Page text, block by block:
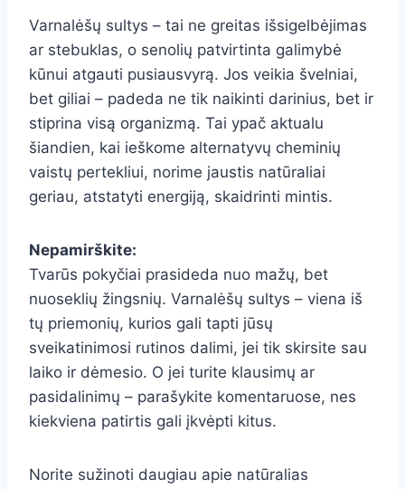
Varnalėšų sultys – tai ne greitas išsigelbėjimas
ar stebuklas, o senolių patvirtinta galimybė
kūnui atgauti pusiausvyrą. Jos veikia švelniai,
bet giliai – padeda ne tik naikinti darinius, bet ir
stiprina visą organizmą. Tai ypač aktualu
šiandien, kai ieškome alternatyvų cheminių
vaistų pertekliui, norime jaustis natūraliai
geriau, atstatyti energiją, skaidrinti mintis.
Nepamirškite:
Tvarūs pokyčiai prasideda nuo mažų, bet
nuoseklių žingsnių. Varnalėšų sultys – viena iš
tų priemonių, kurios gali tapti jūsų
sveikatinimosi rutinos dalimi, jei tik skirsite sau
laiko ir dėmesio. O jei turite klausimų ar
pasidalinimų – parašykite komentaruose, nes
kiekviena patirtis gali įkvėpti kitus.
Norite sužinoti daugiau apie natūralias